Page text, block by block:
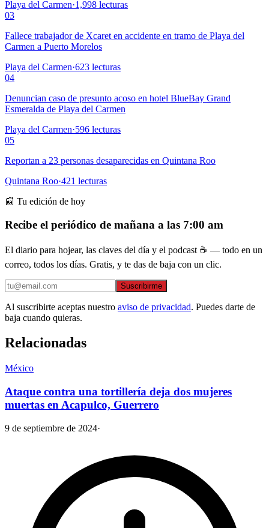
Playa del Carmen·1,998 lecturas
03
Fallece trabajador de Xcaret en accidente en tramo de Playa del
Carmen a Puerto Morelos
Playa del Carmen·623 lecturas
04
Denuncian caso de presunto acoso en hotel BlueBay Grand
Esmeralda de Playa del Carmen
Playa del Carmen·596 lecturas
05
Reportan a 23 personas desaparecidas en Quintana Roo
Quintana Roo·421 lecturas
📰 Tu edición de hoy
Recibe el periódico de mañana a las 7:00 am
El diario para hojear, las claves del día y el podcast ☕ — todo en un
correo, todos los días. Gratis, y te das de baja con un clic.
Suscribirme
Al suscribirte aceptas nuestro aviso de privacidad. Puedes darte de
baja cuando quieras.
Relacionadas
México
Ataque contra una tortillería deja dos mujeres
muertas en Acapulco, Guerrero
9 de septiembre de 2024·